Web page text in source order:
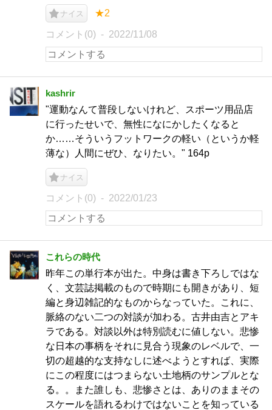
ナイス ★2
コメント(0) 2022/11/08
kashrir
"運動なんて普段しないけれど、スポーツ用品店
に行ったせいで、無性になにかしたくなると
か……そういうフットワークの軽い（というか軽
薄な）人間にぜひ、なりたい。" 164p
ナイス
コメント(0) 2022/01/23
これらの時代
昨年この単行本が出た。中身は書き下ろしではな
く、文芸誌掲載のもので時期にも開きがあり、短
編と身辺雑記的なものからなっていた。これに、
脈絡のない二つの対談が加わる。古井由吉とアキ
ラである。対談以外は特別読むに値しない。悲惨
な日本の事柄をそれに見合う現象のレベルで、一
切の超越的な支持なしに述べようとすれば、実際
にこの程度にはつまらない土地柄のサンプルとな
る。。また誰しも、悲惨さとは、ありのままその
スケールを語れるわけではないことを知っている